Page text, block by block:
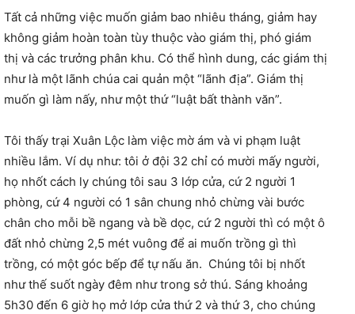
Tất cả những việc muốn giảm bao nhiêu tháng, giảm hay
không giảm hoàn toàn tùy thuộc vào giám thị, phó giám
thị và các trưởng phân khu. Có thể hình dung, các giám thị
như là một lãnh chúa cai quản một “lãnh địa”. Giám thị
muốn gì làm nấy, như một thứ “luật bất thành văn”.
Tôi thấy trại Xuân Lộc làm việc mờ ám và vi phạm luật
nhiều lắm. Ví dụ như: tôi ở đội 32 chỉ có mười mấy người,
họ nhốt cách ly chúng tôi sau 3 lớp cửa, cứ 2 người 1
phòng, cứ 4 người có 1 sân chung nhỏ chừng vài bước
chân cho mỗi bề ngang và bề dọc, cứ 2 người thì có một ô
đất nhỏ chừng 2,5 mét vuông để ai muốn trồng gì thì
trồng, có một góc bếp để tự nấu ăn. Chúng tôi bị nhốt
như thế suốt ngày đêm như trong sở thú. Sáng khoảng
5h30 đến 6 giờ họ mở lớp cửa thứ 2 và thứ 3, cho chúng